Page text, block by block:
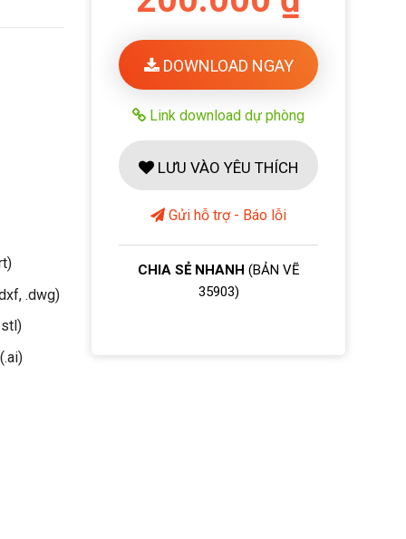
.dwg)
DOWNLOAD NGAY
Link download dự phòng
LƯU VÀO YÊU THÍCH
Gửi hỗ trợ - Báo lỗi
CHIA SẺ NHANH (BẢN VẼ
35903)